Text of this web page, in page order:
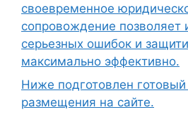
своевременное
сопровождение позволяет
серьезных ошибок и
максимально эффективно.
Ниже подготовлен готовый
размещения на сайте.